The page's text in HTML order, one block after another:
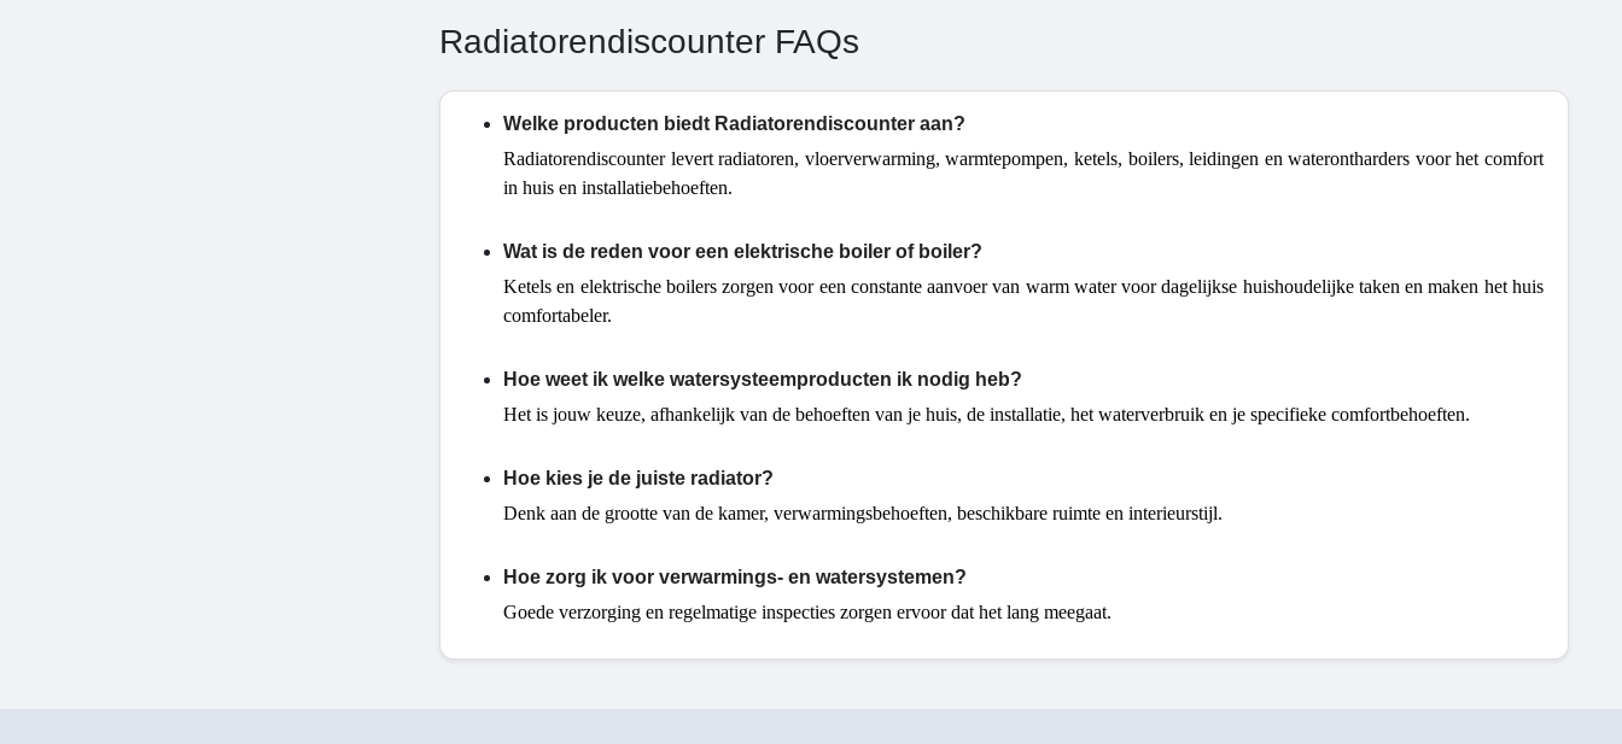
Radiatorendiscounter FAQs
Welke producten biedt Radiatorendiscounter aan?
Radiatorendiscounter levert radiatoren, vloerverwarming, warmtepompen, ketels, boilers, leidingen en waterontharders voor het comfort
in huis en installatiebehoeften.
Wat is de reden voor een elektrische boiler of boiler?
Ketels en elektrische boilers zorgen voor een constante aanvoer van warm water voor dagelijkse huishoudelijke taken en maken het huis
comfortabeler.
Hoe weet ik welke watersysteemproducten ik nodig heb?
Het is jouw keuze, afhankelijk van de behoeften van je huis, de installatie, het waterverbruik en je specifieke comfortbehoeften.
Hoe kies je de juiste radiator?
Denk aan de grootte van de kamer, verwarmingsbehoeften, beschikbare ruimte en interieurstijl.
Hoe zorg ik voor verwarmings- en watersystemen?
Goede verzorging en regelmatige inspecties zorgen ervoor dat het lang meegaat.